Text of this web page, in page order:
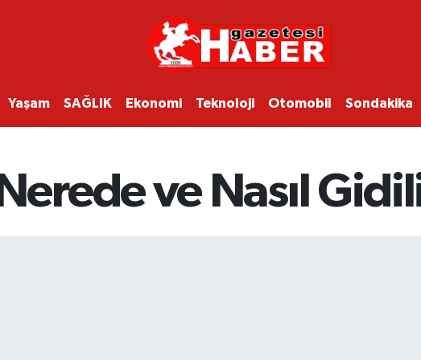
Yaşam SAĞLIK Ekonomi Teknoloji Otomobil Sondakika
ve Nasıl